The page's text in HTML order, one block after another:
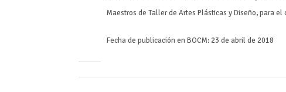
Maestros de Taller de Artes Plásticas y Diseño, para
Fecha de publicación en BOCM: 23 de abril de 2018